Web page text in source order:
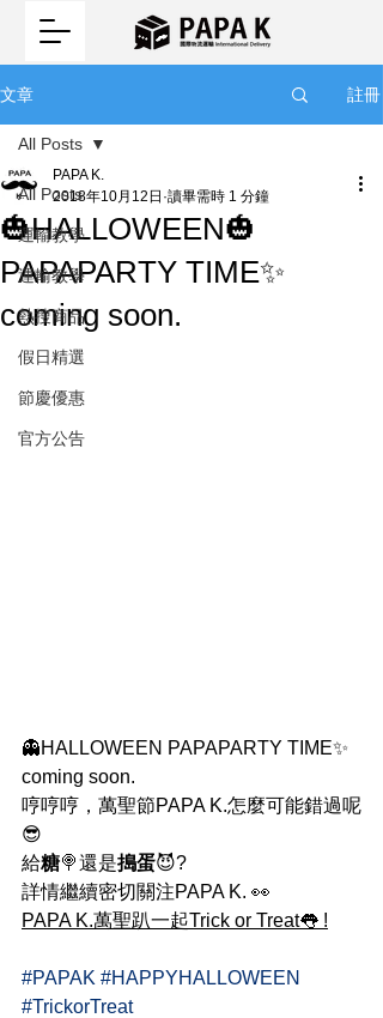
文章 註冊
All Posts
運輸教學
運輸教學
熱搜商品
假日精選
節慶優惠
官方公告
All Posts
🎃HALLOWEEN🎃
PAPAPARTY TIME✨
coming soon.
PAPA K.
2018年10月12日 讀畢需時 1 分鐘
👻HALLOWEEN PAPAPARTY TIME✨
coming soon.
哼哼哼，萬聖節PAPA K.怎麼可能錯過呢
😎
給糖🍭還是搗蛋😈?
詳情繼續密切關注PAPA K. 👀
PAPA K.萬聖趴一起Trick or Treat👅 !
#PAPAK #HAPPYHALLOWEEN
#TrickorTreat